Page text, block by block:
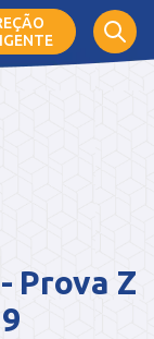
Prova Z